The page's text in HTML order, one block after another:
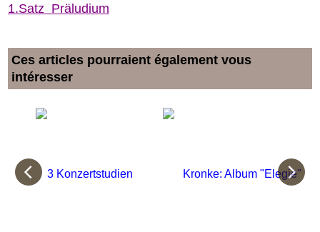
1.Satz Präludium
Ces articles pourraient également vous
intéresser